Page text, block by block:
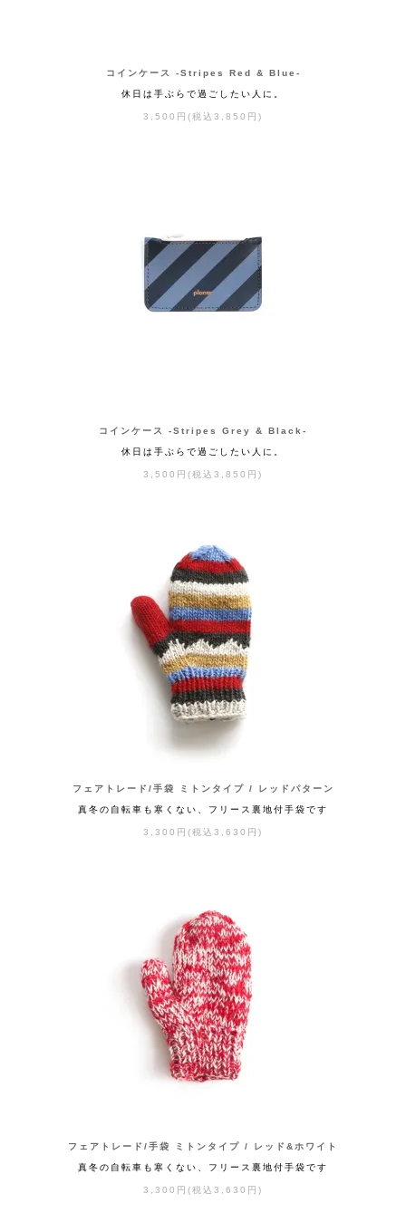
コインケース -Stripes Red & Blue-
休日は手ぶらで過ごしたい人に。
3,500円(税込3,850円)
コインケース -Stripes Grey & Black-
休日は手ぶらで過ごしたい人に。
3,500円(税込3,850円)
フェアトレード/手袋 ミトンタイプ / レッドパターン
真冬の自転車も寒くない、フリース裏地付手袋です
3,300円(税込3,630円)
フェアトレード/手袋 ミトンタイプ / レッド&ホワイト
真冬の自転車も寒くない、フリース裏地付手袋です
3,300円(税込3,630円)